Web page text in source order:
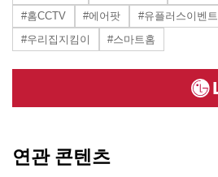
#홈CCTV
#에어팟 #유플러스이벤트
#우리집지킴이
#스마트홈
연관 콘텐츠